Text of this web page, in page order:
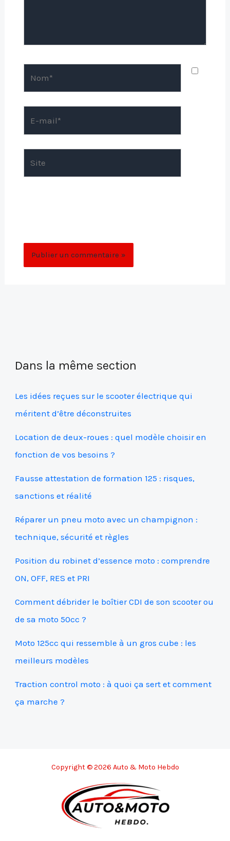
Dans la même section
Les idées reçues sur le scooter électrique qui
méritent d’être déconstruites
Location de deux-roues : quel modèle choisir en
fonction de vos besoins ?
Fausse attestation de formation 125 : risques,
sanctions et réalité
Réparer un pneu moto avec un champignon :
technique, sécurité et règles
Position du robinet d’essence moto : comprendre
ON, OFF, RES et PRI
Comment débrider le boîtier CDI de son scooter ou
de sa moto 50cc ?
Moto 125cc qui ressemble à un gros cube : les
meilleurs modèles
Traction control moto : à quoi ça sert et comment
ça marche ?
Copyright © 2026 Auto & Moto Hebdo